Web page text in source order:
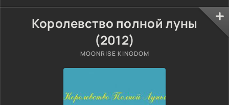
Королевство полной луны
(2012)
MOONRISE KINGDOM